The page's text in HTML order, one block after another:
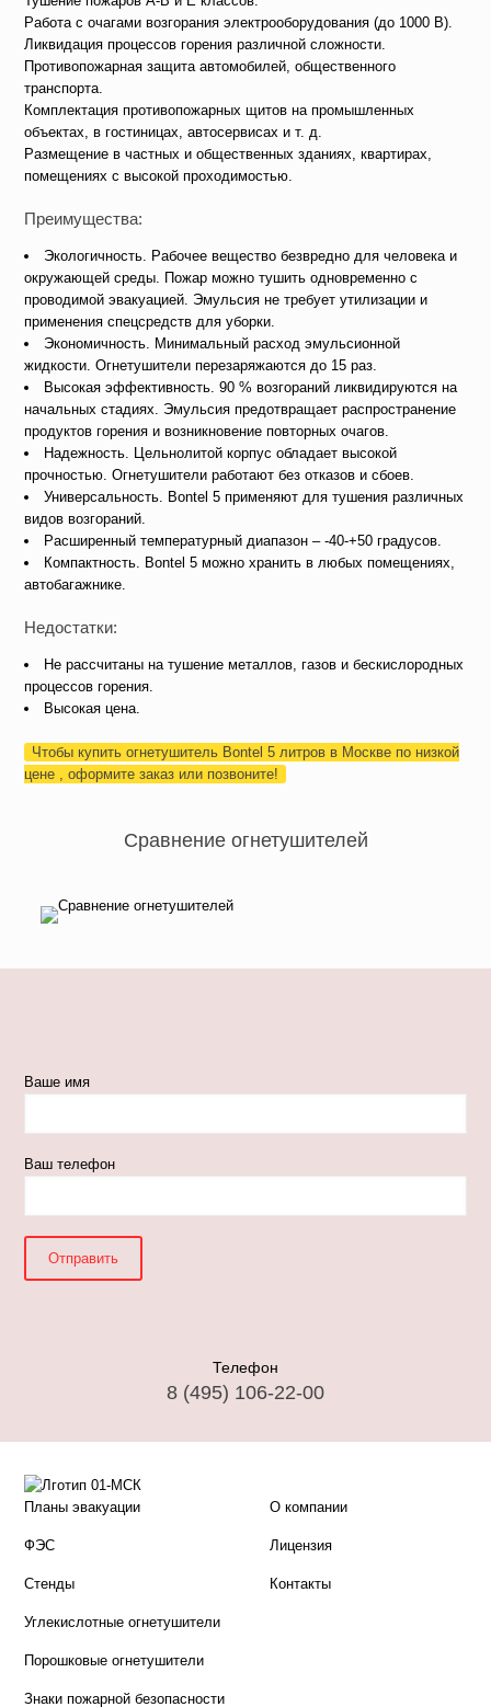
Работа с очагами возгорания электрооборудования (до 1000 В).
Ликвидация процессов горения различной сложности.
Противопожарная защита автомобилей, общественного
транспорта.
Комплектация противопожарных щитов на промышленных
объектах, в гостиницах, автосервисах и т. д.
Размещение в частных и общественных зданиях, квартирах,
помещениях с высокой проходимостью.
Преимущества:
Экологичность. Рабочее вещество безвредно для человека и
окружающей среды. Пожар можно тушить одновременно с
проводимой эвакуацией. Эмульсия не требует утилизации и
применения спецсредств для уборки.
Экономичность. Минимальный расход эмульсионной
жидкости. Огнетушители перезаряжаются до 15 раз.
Высокая эффективность. 90 % возгораний ликвидируются на
начальных стадиях. Эмульсия предотвращает распространение
продуктов горения и возникновение повторных очагов.
Надежность. Цельнолитой корпус обладает высокой
прочностью. Огнетушители работают без отказов и сбоев.
Универсальность. Bontel 5 применяют для тушения различных
видов возгораний.
Расширенный температурный диапазон – -40-+50 градусов.
Компактность. Bontel 5 можно хранить в любых помещениях,
автобагажнике.
Недостатки:
Не рассчитаны на тушение металлов, газов и бескислородных
процессов горения.
Высокая цена.
Чтобы купить огнетушитель Bontel 5 литров в Москве по низкой
цене , оформите заказ или позвоните!
Сравнение огнетушителей
Ваше имя
Ваш телефон
Телефон
8 (495) 106-22-00
Планы эвакуации
ФЭС
Стенды
Углекислотные огнетушители
Порошковые огнетушители
Знаки пожарной безопасности
О компании
Лицензия
Контакты